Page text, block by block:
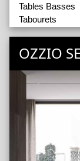
Tables Basses
Tabourets
Miroirs
OZZIO